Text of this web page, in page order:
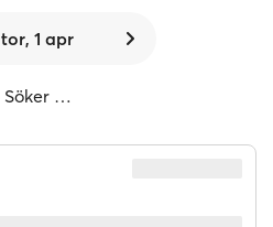
tor, 1 apr
Söker …